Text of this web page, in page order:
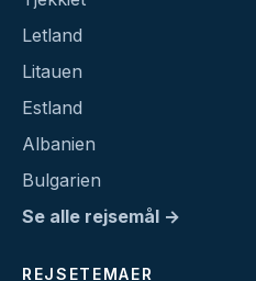
Letland
Litauen
Estland
Albanien
Bulgarien
Se alle rejsemål →
REJSETEMAER